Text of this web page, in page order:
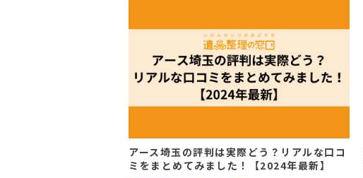
アース埼玉の評判は実際どう？リアルな口コ
ミをまとめてみました！【2024年最新】